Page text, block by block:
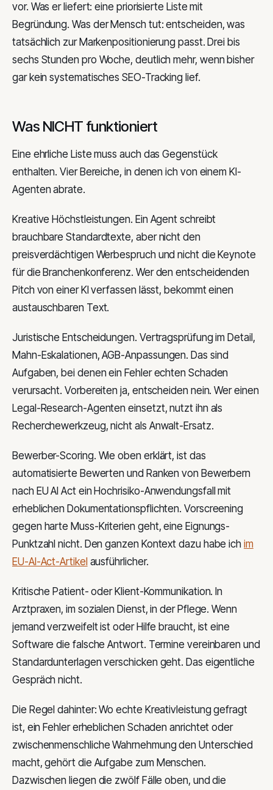
vor. Was er liefert: eine priorisierte Liste mit
Begründung. Was der Mensch tut: entscheiden, was
tatsächlich zur Markenpositionierung passt. Drei bis
sechs Stunden pro Woche, deutlich mehr, wenn bisher
gar kein systematisches SEO-Tracking lief.
Was NICHT funktioniert
Eine ehrliche Liste muss auch das Gegenstück
enthalten. Vier Bereiche, in denen ich von einem KI-
Agenten abrate.
Kreative Höchstleistungen. Ein Agent schreibt
brauchbare Standardtexte, aber nicht den
preisverdächtigen Werbespruch und nicht die Keynote
für die Branchenkonferenz. Wer den entscheidenden
Pitch von einer KI verfassen lässt, bekommt einen
austauschbaren Text.
Juristische Entscheidungen. Vertragsprüfung im Detail,
Mahn-Eskalationen, AGB-Anpassungen. Das sind
Aufgaben, bei denen ein Fehler echten Schaden
verursacht. Vorbereiten ja, entscheiden nein. Wer einen
Legal-Research-Agenten einsetzt, nutzt ihn als
Recherchewerkzeug, nicht als Anwalt-Ersatz.
Bewerber-Scoring. Wie oben erklärt, ist das
automatisierte Bewerten und Ranken von Bewerbern
nach EU AI Act ein Hochrisiko-Anwendungsfall mit
erheblichen Dokumentationspflichten. Vorscreening
gegen harte Muss-Kriterien geht, eine Eignungs-
Punktzahl nicht. Den ganzen Kontext dazu habe ichim
EU-AI-Act-Artikel ausführlicher.
Kritische Patient- oder Klient-Kommunikation. In
Arztpraxen, im sozialen Dienst, in der Pflege. Wenn
jemand verzweifelt ist oder Hilfe braucht, ist eine
Software die falsche Antwort. Termine vereinbaren und
Standardunterlagen verschicken geht. Das eigentliche
Gespräch nicht.
Die Regel dahinter: Wo echte Kreativleistung gefragt
ist, ein Fehler erheblichen Schaden anrichtet oder
zwischenmenschliche Wahrnehmung den Unterschied
macht, gehört die Aufgabe zum Menschen.
Dazwischen liegen die zwölf Fälle oben, und die